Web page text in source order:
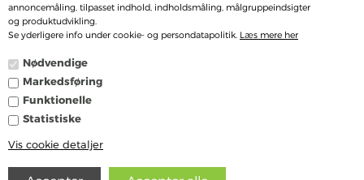
annoncemåling, tilpasset indhold, indholdsmåling, målgruppeindsigter
og produktudvikling.
Se yderligere info under cookie- og persondatapolitik. Læs mere her
Nødvendige
Markedsføring
Funktionelle
Statistiske
Vis cookie detaljer